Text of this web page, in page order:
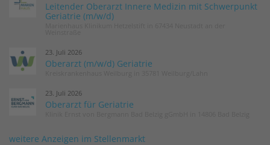
Leitender Oberarzt Innere Medizin mit Schwerpunkt
Geriatrie (m/w/d)
23. Juli 2026
Oberarzt (m/w/d) Geriatrie
23. Juli 2026
Oberarzt für Geriatrie
weitere Anzeigen im Stellenmarkt